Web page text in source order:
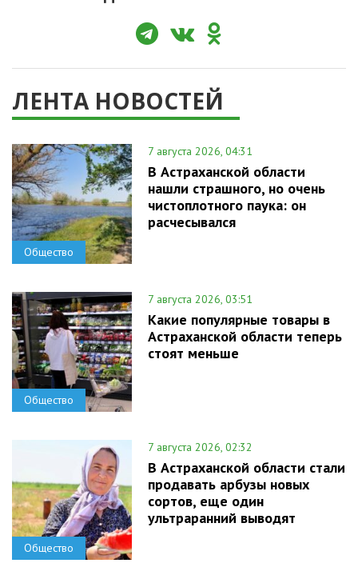
ЛЕНТА НОВОСТЕЙ
Общество
7 августа 2026, 04:31
В Астраханской области
нашли страшного, но очень
чистоплотного паука: он
расчесывался
Общество
7 августа 2026, 03:51
Какие популярные товары в
Астраханской области теперь
стоят меньше
Общество
7 августа 2026, 02:32
В Астраханской области стали
продавать арбузы новых
сортов, еще один
ультраранний выводят